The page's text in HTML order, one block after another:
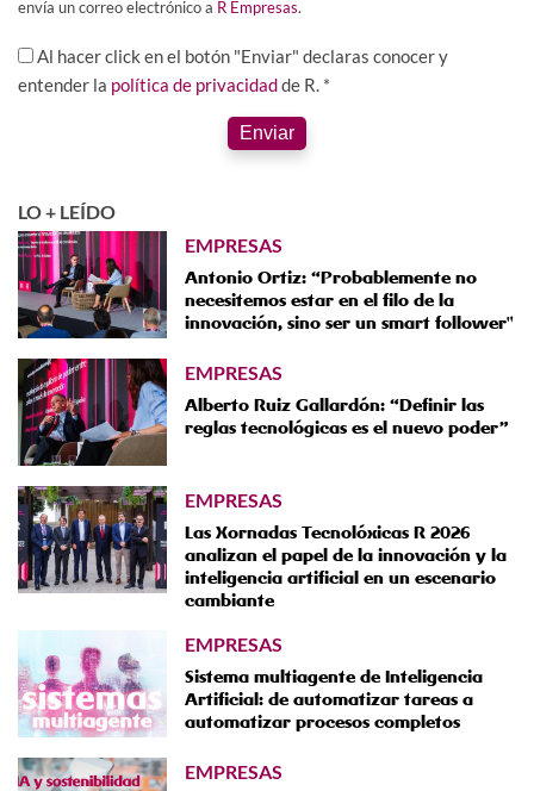
envía un correo electrónico a R Empresas.
Al hacer click en el botón "Enviar" declaras conocer y
entender la política de privacidadde R. *
Enviar
LO + LEÍDO
EMPRESAS
Antonio Ortiz: “Probablemente no
necesitemos estar en el filo de la
innovación, sino ser un smart follower"
EMPRESAS
Alberto Ruiz Gallardón: “Definir las
reglas tecnológicas es el nuevo poder”
EMPRESAS
Las Xornadas Tecnolóxicas R 2026
analizan el papel de la innovación y la
inteligencia artificial en un escenario
cambiante
EMPRESAS
Sistema multiagente de Inteligencia
Artificial: de automatizar tareas a
automatizar procesos completos
EMPRESAS